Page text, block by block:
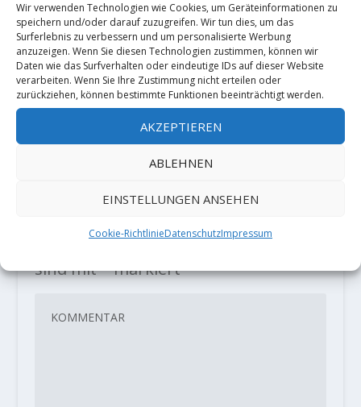
Wir verwenden Technologien wie Cookies, um Geräteinformationen zu
speichern und/oder darauf zuzugreifen. Wir tun dies, um das
Surferlebnis zu verbessern und um personalisierte Werbung
anzuzeigen. Wenn Sie diesen Technologien zustimmen, können wir
Daten wie das Surfverhalten oder eindeutige IDs auf dieser Website
verarbeiten. Wenn Sie Ihre Zustimmung nicht erteilen oder
zurückziehen, können bestimmte Funktionen beeinträchtigt werden.
AKZEPTIEREN
ABLEHNEN
EINSTELLUNGEN ANSEHEN
Cookie-RichtlinieDatenschutzImpressum
Bouldern im Sektor „Hockstein“ –
Bouldergebiet Chemnitztal
verboten
Deine E-Mail-Adresse wird nicht
sind mit*markiert